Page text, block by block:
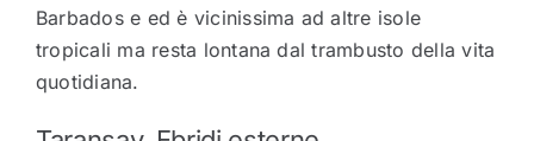
Barbados e ed è vicinissima ad altre isole
tropicali ma resta lontana dal trambusto della vita
quotidiana.